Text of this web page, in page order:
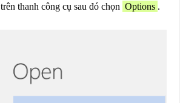
trên thanh công cụ sau đó chọn Options .